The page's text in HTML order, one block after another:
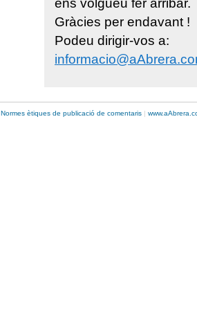
ens volgueu fer arribar.
Gràcies per endavant !
Podeu dirigir-vos a:
Normes ètiques de publicació de comentaris | www.aAbrera